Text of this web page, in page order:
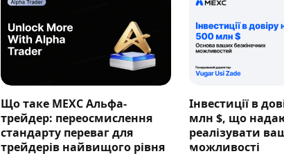
Що таке MEXC Альфа-
трейдер: переосмислення
стандарту переваг для
трейдерів найвищого рівня
Інвестиції в
млн $, що
реалізувати
можливості